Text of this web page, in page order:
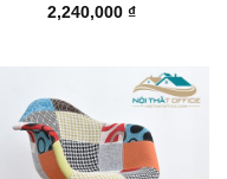
2,240,000 ₫